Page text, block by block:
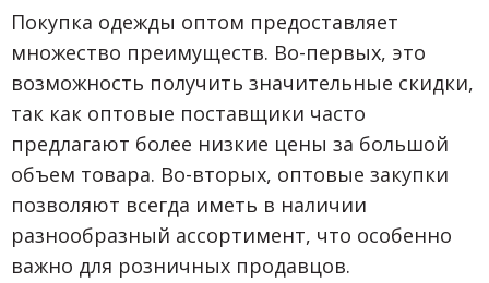
Покупка одежды оптом предоставляет
множество преимуществ. Во-первых, это
возможность получить значительные скидки,
так как оптовые поставщики часто
предлагают более низкие цены за большой
объем товара. Во-вторых, оптовые закупки
позволяют всегда иметь в наличии
разнообразный ассортимент, что особенно
важно для розничных продавцов.